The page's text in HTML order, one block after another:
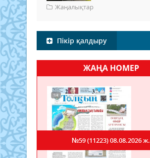
Жаңалықтар
Пікір қалдыру
ЖАҢА НОМЕР
№59 (11223)08.08.2026 ж.